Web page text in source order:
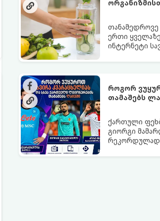
თანამედროვე
ერთი
ინტერნეტი
თუმცა, სანამ
თანამედროვე
როგორ
თამაშებს
ქართული
გიორგი
რეკორდულად
ისარგებლოთ